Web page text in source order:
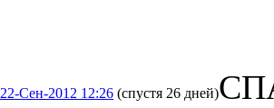
22-Сен-2012 12:26 (спустя 26 дней)